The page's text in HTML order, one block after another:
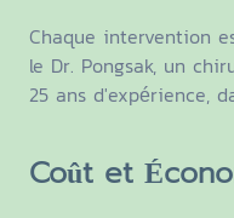
Chaque intervention
le Dr. Pongsak, un
25 ans d'expérience,
Coût et